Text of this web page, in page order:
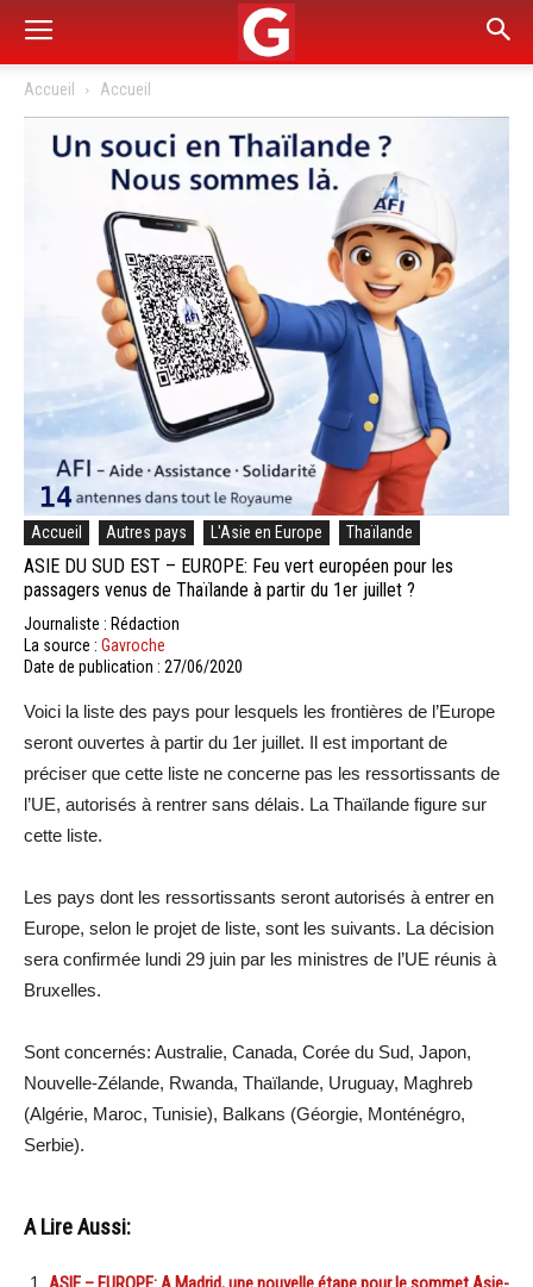
Accueil Accueil
Accueil Autres pays L'Asie en Europe Thaïlande
ASIE DU SUD EST – EUROPE: Feu vert européen pour les
passagers venus de Thaïlande à partir du 1er juillet ?
Journaliste : Rédaction
La source : Gavroche
Date de publication : 27/06/2020
Voici la liste des pays pour lesquels les frontières de l’Europe
seront ouvertes à partir du 1er juillet. Il est important de
préciser que cette liste ne concerne pas les ressortissants de
l’UE, autorisés à rentrer sans délais. La Thaïlande figure sur
cette liste.
Les pays dont les ressortissants seront autorisés à entrer en
Europe, selon le projet de liste, sont les suivants. La décision
sera confirmée lundi 29 juin par les ministres de l’UE réunis à
Bruxelles.
Sont concernés: Australie, Canada, Corée du Sud, Japon,
Nouvelle-Zélande, Rwanda, Thaïlande, Uruguay, Maghreb
(Algérie, Maroc, Tunisie), Balkans (Géorgie, Monténégro,
Serbie).
A Lire Aussi: